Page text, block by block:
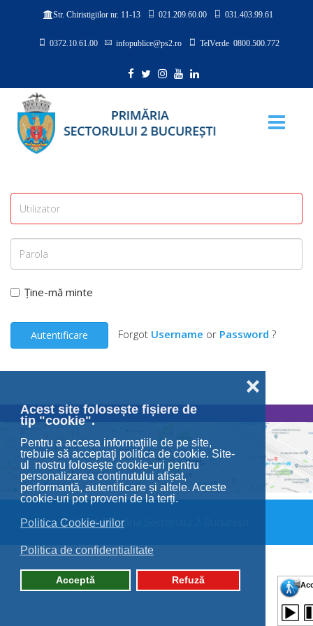
Acest site folosește fișiere de
tip "cookie".
Pentru a accesa informaţiile de pe site,
trebuie să acceptaţi politica de cookie. Site-
ul nostru folosește cookie-uri pentru
personalizarea conținutului afișat,
performanță, autentificare și altele. Aceste
cookie-uri pot proveni de la terți.
Politica Cookie-urilor
Politica de confidențialitate
Acceptă Refuză
❌
Str. Chiristigiilor nr. 11-13 021.209.60.00 031.403.99.61
0372.10.61.00 infopublice@ps2.ro TelVerde 0800.500.772
Ține-mă minte
Autentificare Forgot Username or Password ?
© 2026 Primăria Sectorului 2 București.